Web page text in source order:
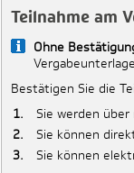
Teilnahme am
Info
Ohne
Bestätigen Sie die
Sie werden
Sie können
Sie können